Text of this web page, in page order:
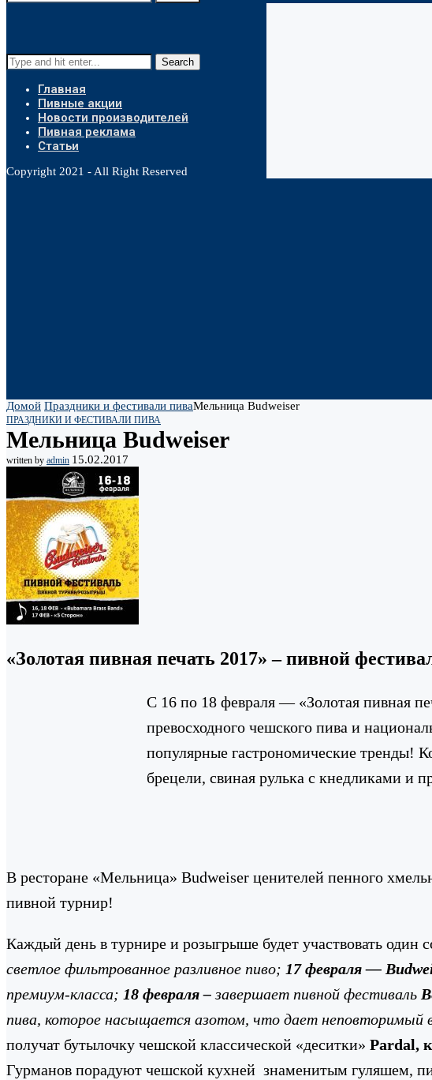
Search
Главная
Пивные акции
Новости производителей
Пивная реклама
Статьи
Copyright 2021 - All Right Reserved
Домой Праздники и фестивали пиваМельница Budweiser
ПРАЗДНИКИ И ФЕСТИВАЛИ ПИВА
Мельница Budweiser
written by admin 15.02.2017
«Золотая пивная печать 2017» – пивной
С 16 по 18 февраля — «Золотая пивная
превосходного чешского пива и
популярные гастрономические тренды!
брецели, свиная рулька с кнедликами и
В ресторане «Мельница» Budweiser ценителей пенного
пивной турнир!
Каждый день в турнире и розыгрыше будет участвовать один
светлое фильтрованное разливное пиво; 17 февраля —
премиум-класса; 18 февраля –завершает пивной фестиваль
пива, которое насыщается азотом, что дает неповторимый
получат бутылочку чешской классической «деситки» Pardal,
Гурманов порадуют чешской кухней знаменитым гуляшем,